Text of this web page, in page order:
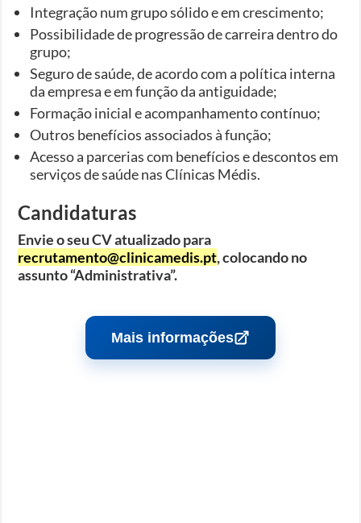
Integração num grupo sólido e em crescimento;
Possibilidade de progressão de carreira dentro do
grupo;
Seguro de saúde, de acordo com a política interna
da empresa e em função da antiguidade;
Formação inicial e acompanhamento contínuo;
Outros benefícios associados à função;
Acesso a parcerias com benefícios e descontos em
serviços de saúde nas Clínicas Médis.
Candidaturas
Envie o seu CV atualizado para
recrutamento@clinicamedis.pt, colocando no
assunto “Administrativa”.
Mais informações